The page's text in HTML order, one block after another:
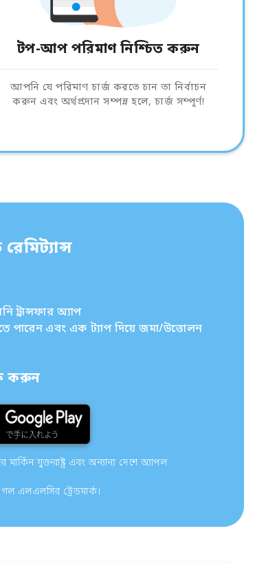
টপ-আপ পরিমাণ নিশ্চিত করুন
আপনি যে পরিমাণ চার্জ করতে চান তা নির্বাচন
করুন এবং অর্থপ্রদান সম্পন্ন হলে, চার্জ সম্পূর্ণ!
ট্রান্সফার অ্যাপ
পারেন এবং এক ট্যাপ দিয়ে জমা/উত্তোলন
করুন
যুক্তরাষ্ট্র এবং অন্যান্য দেশে অ্যাপল
এলএলসির ট্রেডমার্ক।